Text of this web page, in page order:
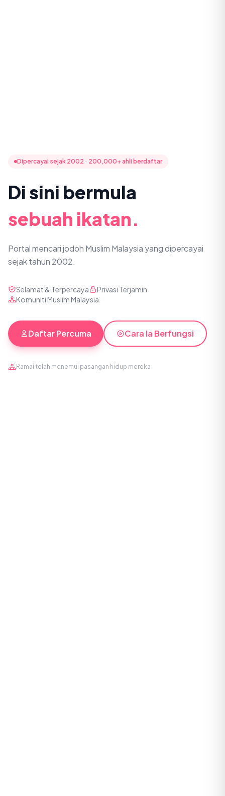
Dipercayai sejak 2002 · 200,000+ ahli berdaftar
Di sini bermula
sebuah ikatan.
Portal mencari jodoh Muslim Malaysia yang dipercayai
sejak tahun 2002.
Selamat & Terpercaya
Privasi Terjamin
Komuniti Muslim Malaysia
Daftar Percuma Cara Ia Berfungsi
Ramai telah menemui pasangan hidup mereka